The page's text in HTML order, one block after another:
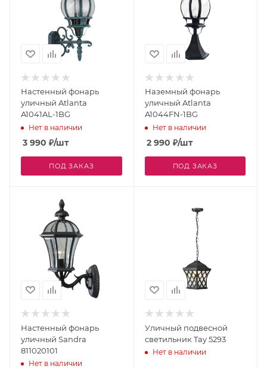
Настенный фонарь
уличный Atlanta
A1041AL-1BG
Нет в наличии
3 990 ₽/шт
ПОД ЗАКАЗ
Наземный фонарь
уличный Atlanta
A1044FN-1BG
Нет в наличии
2 990 ₽/шт
ПОД ЗАКАЗ
Настенный фонарь
уличный Sandra
811020101
Нет в наличии
Уличный подвесной
светильник Tay 5293
Нет в наличии